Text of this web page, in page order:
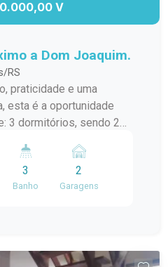
V
a Dom Joaquim.
RS
praticidade e uma
esta é a oportunidade
perfeito para reunir
de garagem privativas
da Avenida Dom
e acesso rápido
3
Banho
2
Garagens